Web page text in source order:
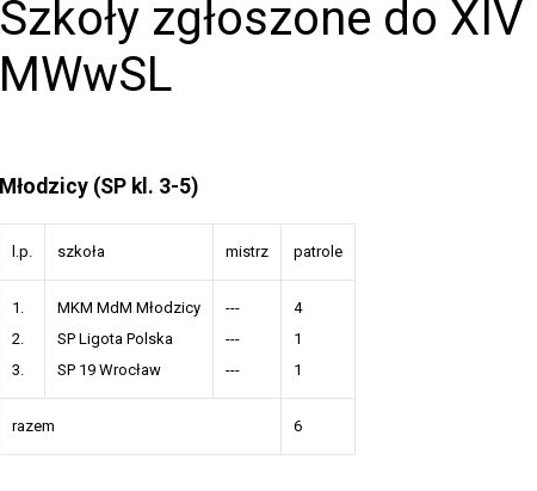
Szkoły zgłoszone do XIV
MWwSL
Młodzicy (SP kl. 3-5)
l.p. szkoła mistrz patrole
1.
2.
3.
MKM MdM Młodzicy
SP Ligota Polska
SP 19 Wrocław
---
---
---
4
1
1
razem 6